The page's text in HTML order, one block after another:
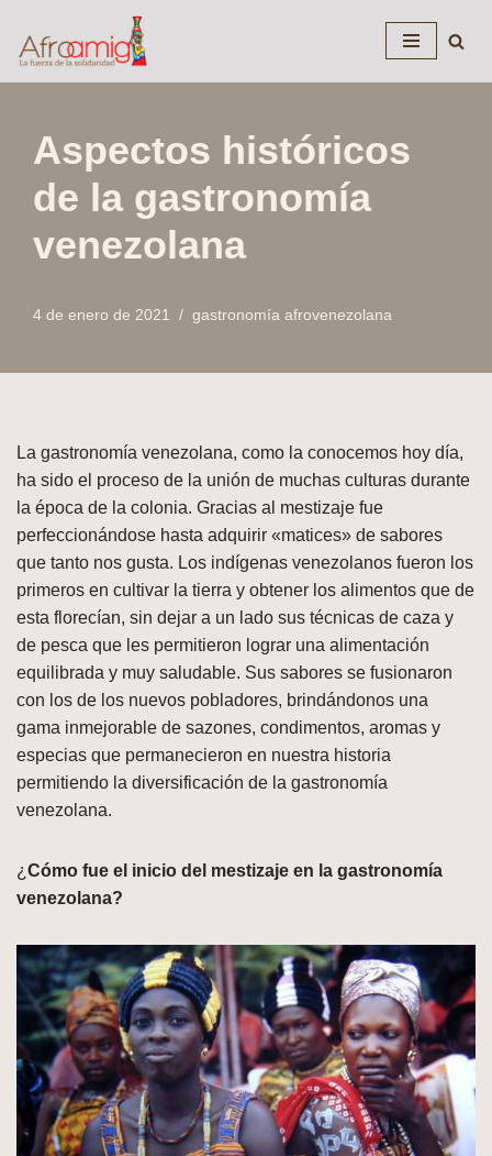
Saltar
al
Aspectos históricos
de la gastronomía
venezolana
4 de enero de 2021 gastronomía afrovenezolana
La gastronomía venezolana, como la conocemos hoy día,
ha sido el proceso de la unión de muchas culturas durante
la época de la colonia. Gracias al mestizaje fue
perfeccionándose hasta adquirir «matices» de sabores
que tanto nos gusta. Los indígenas venezolanos fueron los
primeros en cultivar la tierra y obtener los alimentos que de
esta florecían, sin dejar a un lado sus técnicas de caza y
de pesca que les permitieron lograr una alimentación
equilibrada y muy saludable. Sus sabores se fusionaron
con los de los nuevos pobladores, brindándonos una
gama inmejorable de sazones, condimentos, aromas y
especias que permanecieron en nuestra historia
permitiendo la diversificación de la gastronomía
venezolana.
¿ Cómo fue el inicio del mestizaje en la gastronomía
venezolana?